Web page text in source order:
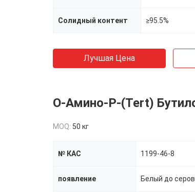
Солидный контент ≥95.5%
Лучшая Цена
O-Амино-P-(Tert)
MOQ: 50 кг
№ КАС 1199-46-8
появление Белый до